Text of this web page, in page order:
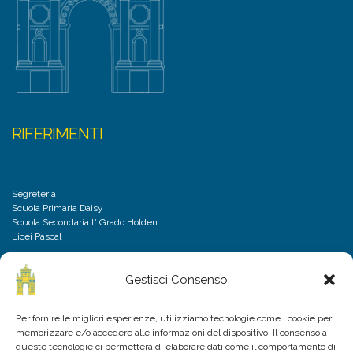
Gestisci Consenso
Per fornire le migliori esperienze, utilizziamo tecnologie come i cookie per
memorizzare e/o accedere alle informazioni del dispositivo. Il consenso a
queste tecnologie ci permetterà di elaborare dati come il comportamento di
RIFERIMENTI
Segreteria
Scuola Primaria Daisy
Scuola Secondaria I° Grado Holden
Licei Pascal
DISCLAIMER
Privacy Policy